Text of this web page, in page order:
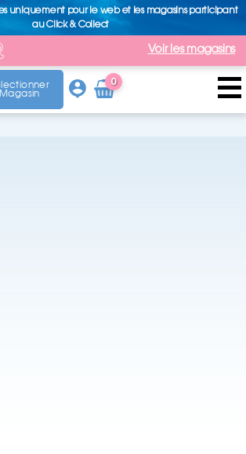
uniquement pour le web et les magasins participant
au Click & Collect
Voir les magasins
Magasin
0
Arti
cle